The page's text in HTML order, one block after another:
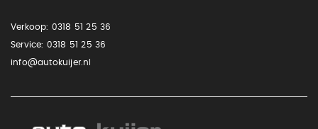
Verkoop: 0318 51 25 36
Service: 0318 51 25 36
info@autokuijer.nl